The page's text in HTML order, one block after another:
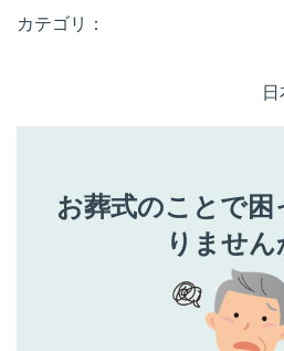
カテゴリ：
お葬式のことで
りません